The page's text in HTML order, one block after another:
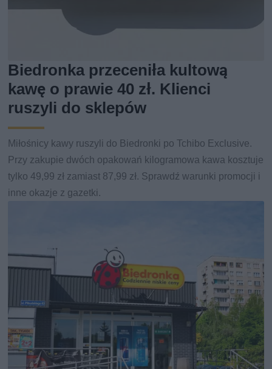
Biedronka przeceniła kultową
kawę o prawie 40 zł. Klienci
ruszyli do sklepów
Miłośnicy kawy ruszyli do Biedronki po Tchibo Exclusive.
Przy zakupie dwóch opakowań kilogramowa kawa kosztuje
tylko 49,99 zł zamiast 87,99 zł. Sprawdź warunki promocji i
inne okazje z gazetki.